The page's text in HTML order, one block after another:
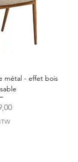
métal - effet bois